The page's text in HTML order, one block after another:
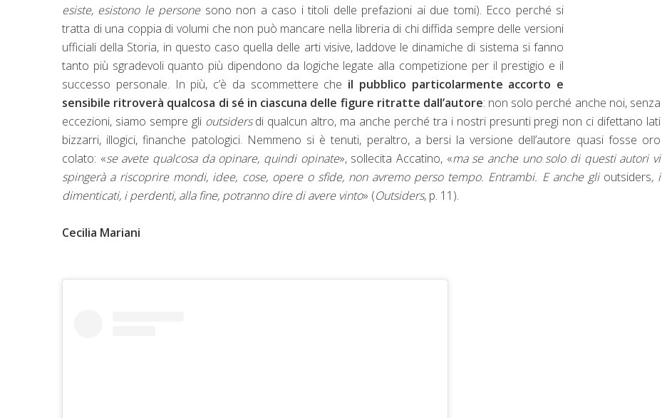
esiste, esistono le persone sono non a caso i titoli delle prefazioni ai due tomi). Ecco perché si
tratta di una coppia di volumi che non può mancare nella libreria di chi diffida sempre delle versioni
ufficiali della Storia, in questo caso quella delle arti visive, laddove le dinamiche di sistema si fanno
tanto più sgradevoli quanto più dipendono da logiche legate alla competizione per il prestigio e il
successo personale. In più, c’è da scommettere che il pubblico particolarmente accorto e
sensibile ritroverà qualcosa di sé in ciascuna delle figure ritratte dall’autore: non solo perché anche noi, senza
eccezioni, siamo sempre gli outsidersdi qualcun altro, ma anche perché tra i nostri presunti pregi non ci difettano lati
bizzarri, illogici, finanche patologici. Nemmeno si è tenuti, peraltro, a bersi la versione dell’autore quasi fosse oro
colato: «se avete qualcosa da opinare, quindi opinate», sollecita Accatino, «ma se anche uno solo di questi autori vi
spingerà a riscoprire mondi, idee, cose, opere o sfide, non avremo perso tempo. Entrambi. E anche gli outsiders, i
dimenticati, i perdenti, alla fine, potranno dire di avere vinto» (Outsiders, p. 11).
Cecilia Mariani